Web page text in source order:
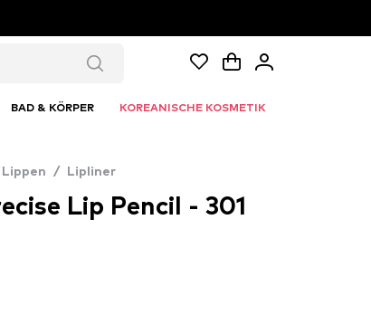
BAD & KÖRPER KOREANISCHE KOSMETIK
Lippen / Lipliner
Lip Pencil - 301